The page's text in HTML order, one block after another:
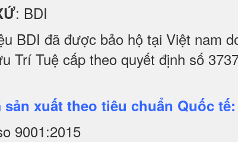
: BDI
BDI đã được bảo hộ tại Việt nam
Trí Tuệ cấp theo quyết định số
sản xuất theo tiêu chuẩn Quốc tế:
9001:2015